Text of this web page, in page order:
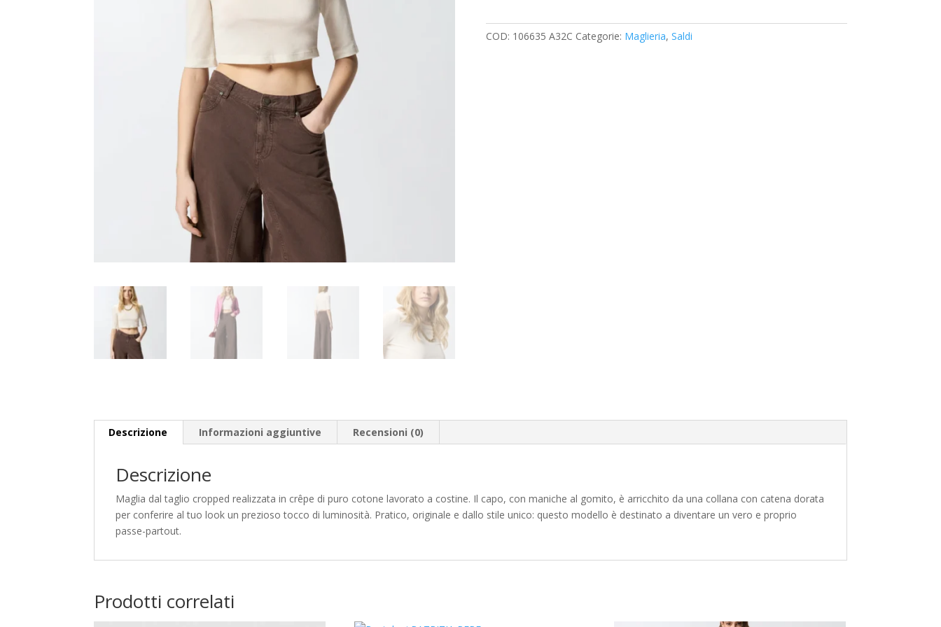
COD: 106635 A32C Categorie: Maglieria, Saldi
Descrizione Informazioni aggiuntive Recensioni (0)
Descrizione
Maglia dal taglio cropped realizzata in crêpe di puro cotone lavorato a costine. Il capo, con maniche al gomito, è arricchito da una collana con catena dorata
per conferire al tuo look un prezioso tocco di luminosità. Pratico, originale e dallo stile unico: questo modello è destinato a diventare un vero e proprio
passe-partout.
Prodotti correlati